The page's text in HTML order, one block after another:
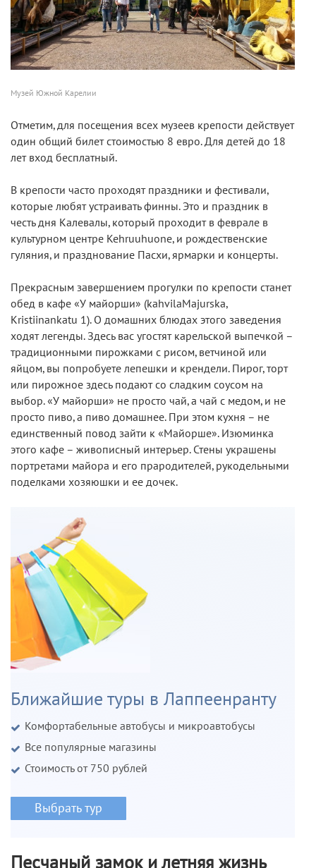
Музей Южной Карелии
Отметим, для посещения всех музеев крепости действует
один общий билет стоимостью 8 евро. Для детей до 18
лет вход бесплатный.
В крепости часто проходят праздники и фестивали,
которые любят устраивать финны. Это и праздник в
честь дня Калевалы, который проходит в феврале в
культурном центре Kehruuhuone, и рождественские
гуляния, и празднование Пасхи, ярмарки и концерты.
Прекрасным завершением прогулки по крепости станет
обед в кафе «У майорши» (kahvilaMajurska,
Kristiinankatu 1). О домашних блюдах этого заведения
ходят легенды. Здесь вас угостят карельской выпечкой –
традиционными пирожками с рисом, ветчиной или
яйцом, вы попробуете лепешки и крендели. Пирог, торт
или пирожное здесь подают со сладким соусом на
выбор. «У майорши» не просто чай, а чай с медом, и не
просто пиво, а пиво домашнее. При этом кухня – не
единственный повод зайти к «Майорше». Изюминка
этого кафе – живописный интерьер. Стены украшены
портретами майора и его прародителей, рукодельными
поделками хозяюшки и ее дочек.
Ближайшие туры в Лаппеенранту
Комфортабельные автобусы и микроавтобусы
Все популярные магазины
Стоимость от 750 рублей
Выбрать тур
Песчаный замок и летняя жизнь